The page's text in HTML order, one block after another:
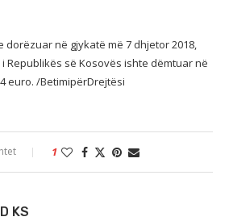
dorëzuar në gjykatë më 7 dhjetor 2018,
Republikës së Kosovës ishte dëmtuar në
euro. /BetimipërDrejtësi
1
KS